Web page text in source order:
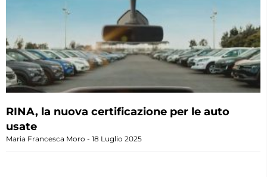
RINA, la nuova certificazione per le auto
usate
Maria Francesca Moro 18 Luglio 2025